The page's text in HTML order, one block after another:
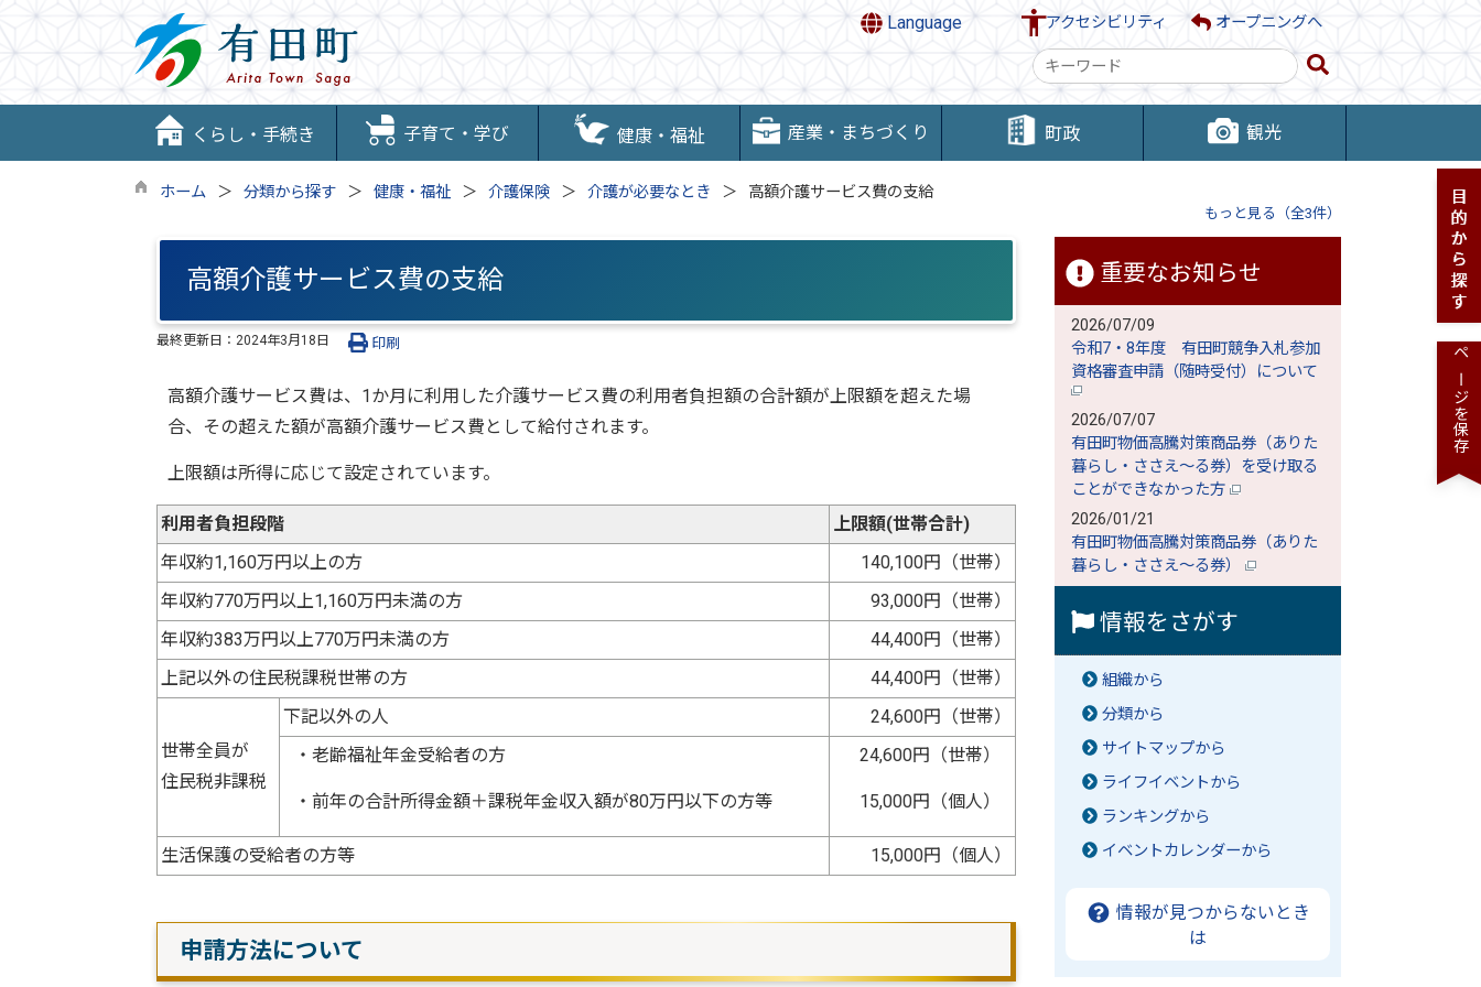
Language アクセシビリティ オープニングへ
検
索
キ
ー
くらし・手続き 子育て・学び 健康・福祉 産業・まちづくり 町政 観光
ホーム 分類から探す 健康・福祉 介護保険 介護が必要なとき 高額介護サービス費の支給
もっと見る（全3件）
高額介護サービス費の支給
最終更新日： 2024年3月18日 印刷
高額介護サービス費は、1か月に利用した介護サービス費の利用者負担額の合計額が上限額を超えた場
合、その超えた額が高額介護サービス費として給付されます。
上限額は所得に応じて設定されています。
利用者負担段階
上限額(世帯合計)
年収約1,160万円以上の方
140,100円（世帯）
年収約770万円以上1,160万円未満の方
93,000円（世帯）
年収約383万円以上770万円未満の方
44,400円（世帯）
上記以外の住民税課税世帯の方
44,400円（世帯）
世帯全員が
住民税非課税
下記以外の人
24,600円（世帯）
・老齢福祉年金受給者の方
・前年の合計所得金額＋課税年金収入額が80万円以下の方等
24,600円（世帯）
15,000円（個人）
生活保護の受給者の方等 15,000円（個人）
申請方法について
重要なお知らせ
2026/07/09
令和7・8年度 有田町競争入札参加
資格審査申請（随時受付）について
2026/07/07
有田町物価高騰対策商品券（ありた
暮らし・ささえ～る券）を受け取る
ことができなかった方
2026/01/21
有田町物価高騰対策商品券（ありた
暮らし・ささえ～る券）
情報をさがす
組織から
分類から
サイトマップから
ライフイベントから
ランキングから
イベントカレンダーから
情報が見つからないとき
は
ページを保存